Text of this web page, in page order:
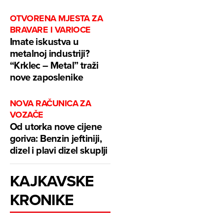
OTVORENA MJESTA ZA
BRAVARE I VARIOCE
Imate iskustva u
metalnoj industriji?
“Krklec – Metal” traži
nove zaposlenike
NOVA RAČUNICA ZA
VOZAČE
Od utorka nove cijene
goriva: Benzin jeftiniji,
dizel i plavi dizel skuplji
KAJKAVSKE
KRONIKE